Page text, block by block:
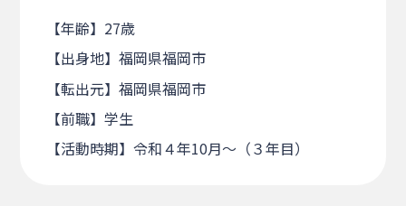
【年齢】27歳
【出身地】福岡県福岡市
【転出元】福岡県福岡市
【前職】学生
【活動時期】令和４年10月～（３年目）